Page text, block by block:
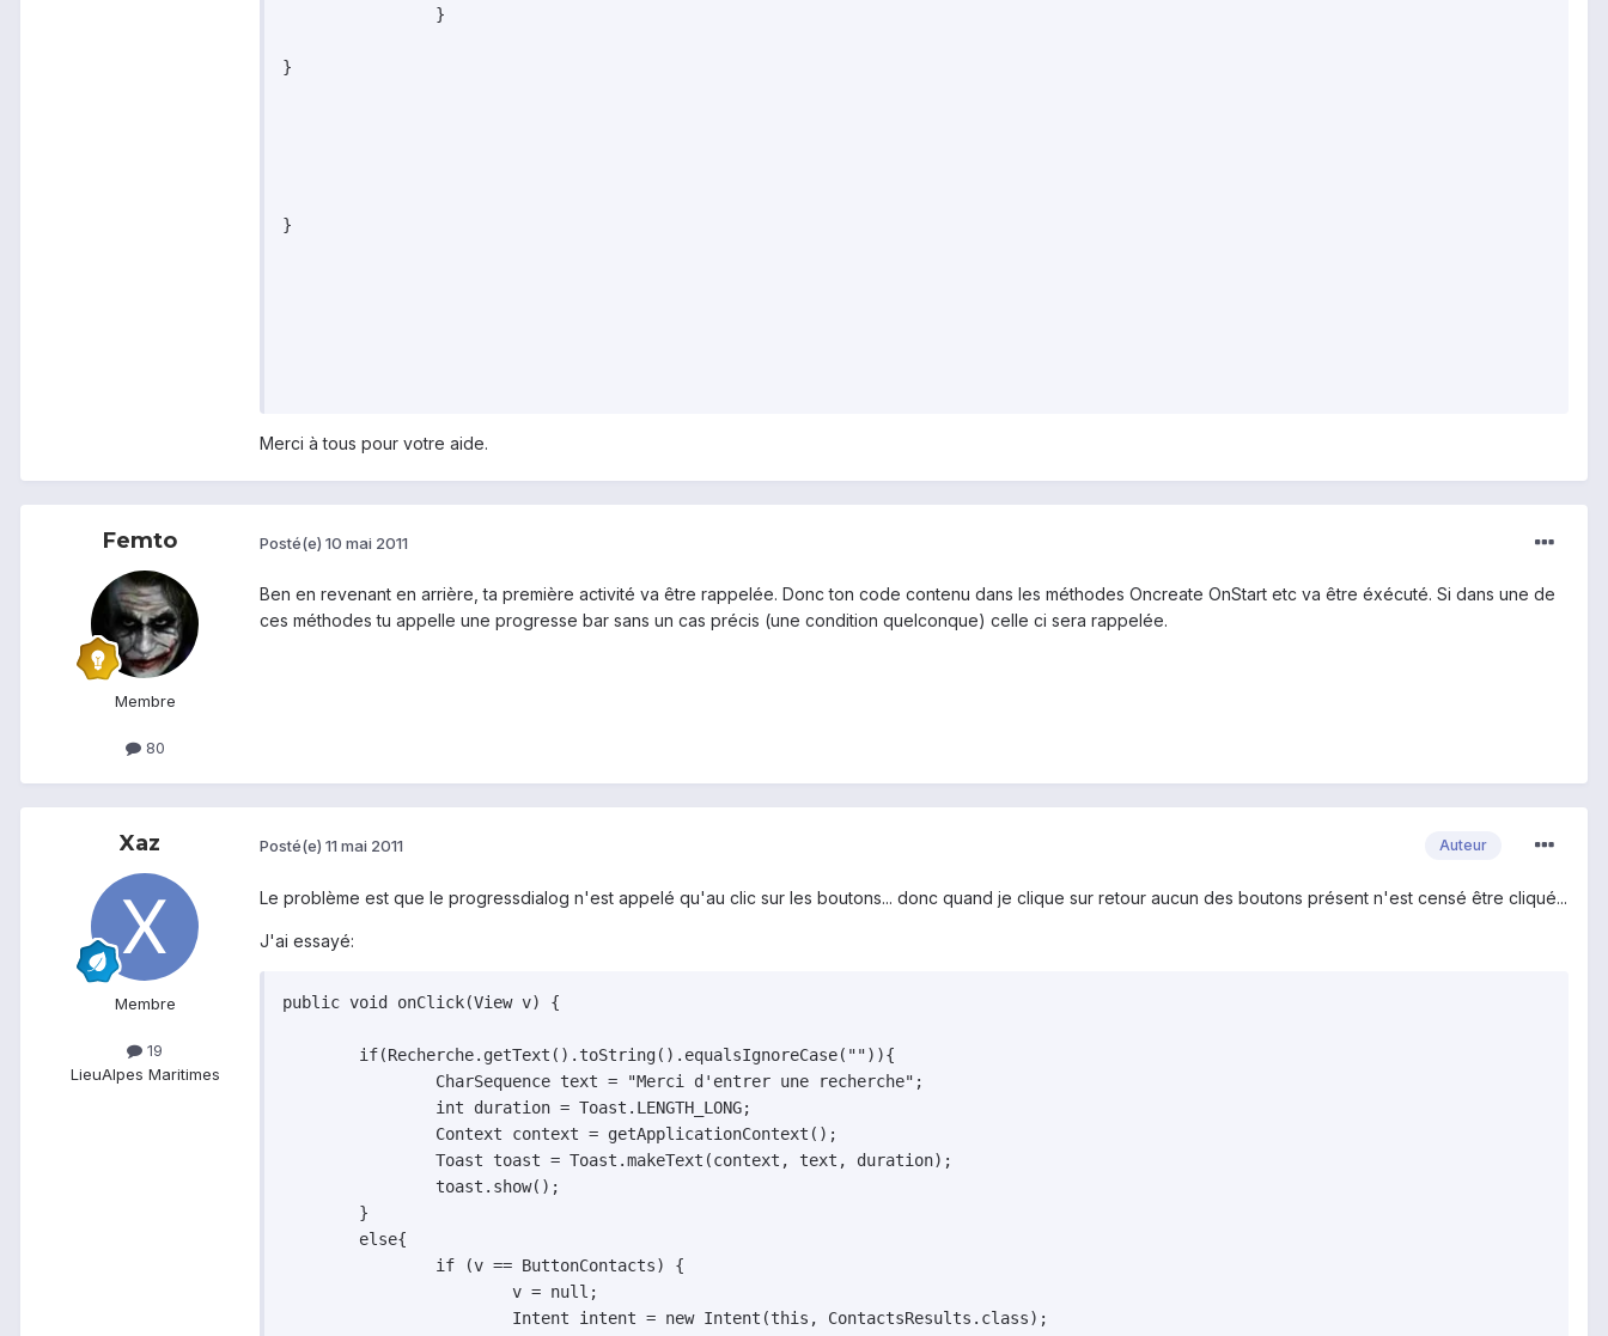
}
}
Merci à tous pour votre aide.
Femto
Membre
80
Posté(e) 10 mai 2011
Ben en revenant en arrière, ta première activité va être rappelée. Donc ton code contenu dans les méthodes Oncreate OnStart etc va être éxécuté. Si dans une de
ces méthodes tu appelle une progresse bar sans un cas précis (une condition quelconque) celle ci sera rappelée.
Xaz
Membre
19
LieuAlpes Maritimes
Auteur
Posté(e) 11 mai 2011
Le problème est que le progressdialog n'est appelé qu'au clic sur les boutons... donc quand je clique sur retour aucun des boutons présent n'est censé être cliqué...
J'ai essayé:
public void onClick(View v) {